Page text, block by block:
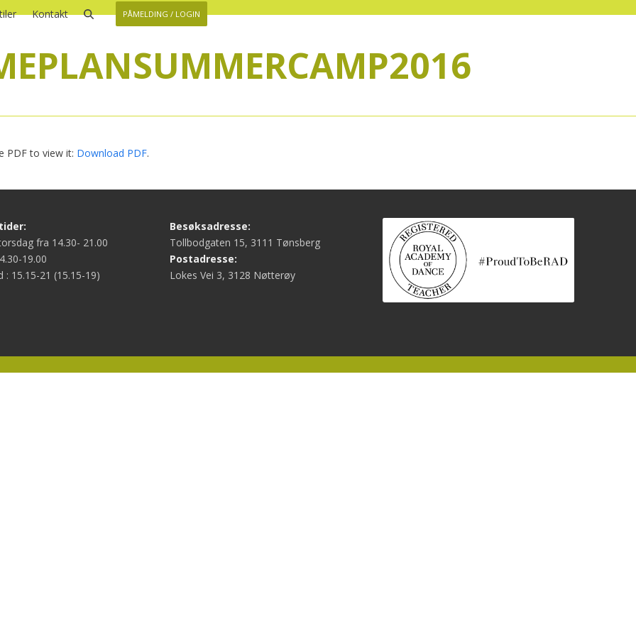
PÅMELDING / LOGIN
Kontakt
PDF to view it: Download PDF.
fra 14.30- 21.00
19.00
: 15.15-21 (15.15-19)
Besøksadresse:
Tollbodgaten 15, 3111 Tønsberg
Postadresse:
Lokes Vei 3, 3128 Nøtterøy